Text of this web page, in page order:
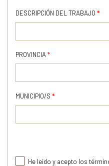
DESCRIPCIÓN DEL TRABAJO *
PROVINCIA *
MUNICIPIO/S *
He leído y acepto los